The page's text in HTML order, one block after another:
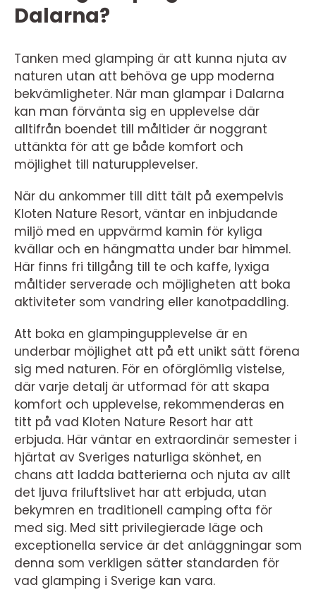
Dalarna?
Tanken med glamping är att kunna njuta av
naturen utan att behöva ge upp moderna
bekvämligheter. När man glampar i Dalarna
kan man förvänta sig en upplevelse där
alltifrån boendet till måltider är noggrant
uttänkta för att ge både komfort och
möjlighet till naturupplevelser.
När du ankommer till ditt tält på exempelvis
Kloten Nature Resort, väntar en inbjudande
miljö med en uppvärmd kamin för kyliga
kvällar och en hängmatta under bar himmel.
Här finns fri tillgång till te och kaffe, lyxiga
måltider serverade och möjligheten att boka
aktiviteter som vandring eller kanotpaddling.
Att boka en glampingupplevelse är en
underbar möjlighet att på ett unikt sätt förena
sig med naturen. För en oförglömlig vistelse,
där varje detalj är utformad för att skapa
komfort och upplevelse, rekommenderas en
titt på vad Kloten Nature Resort har att
erbjuda. Här väntar en extraordinär semester i
hjärtat av Sveriges naturliga skönhet, en
chans att ladda batterierna och njuta av allt
det ljuva friluftslivet har att erbjuda, utan
bekymren en traditionell camping ofta för
med sig. Med sitt privilegierade läge och
exceptionella service är det anläggningar som
denna som verkligen sätter standarden för
vad glamping i Sverige kan vara.